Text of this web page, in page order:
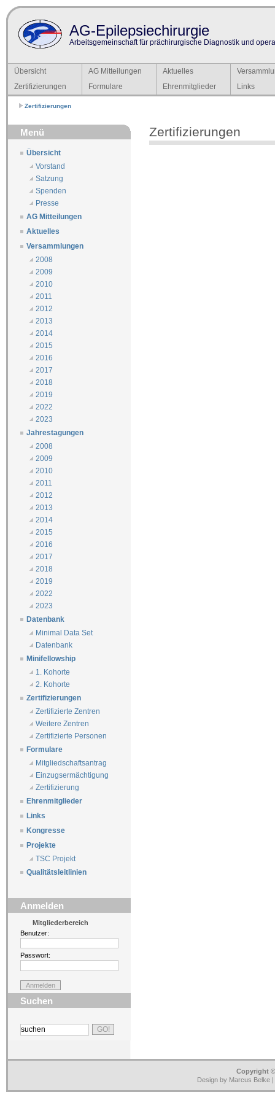
AG-Epilepsiechirurgie
Arbeitsgemeinschaft für prächirurgische Diagnostik und
Übersicht AG Mitteilungen Aktuelles
Zertifizierungen
Formulare Ehrenmitglieder Links
Zertifizierungen
Menü
Übersicht
Vorstand
Satzung
Spenden
Presse
AG Mitteilungen
Aktuelles
Versammlungen
2008
2009
2010
2011
2012
2013
2014
2015
2016
2017
2018
2019
2022
2023
Jahrestagungen
2008
2009
2010
2011
2012
2013
2014
2015
2016
2017
2018
2019
2022
2023
Datenbank
Minimal Data Set
Datenbank
Minifellowship
1. Kohorte
2. Kohorte
Zertifizierungen
Zertifizierte Zentren
Weitere Zentren
Zertifizierte Personen
Formulare
Mitgliedschaftsantrag
Einzugsermächtigung
Zertifizierung
Ehrenmitglieder
Links
Kongresse
Projekte
TSC Projekt
Qualitätsleitlinien
Anmelden
Mitgliederbereich
Benutzer:
Passwort:
Suchen
Zertifizierungen
Copyright
Design by Marcus Belke